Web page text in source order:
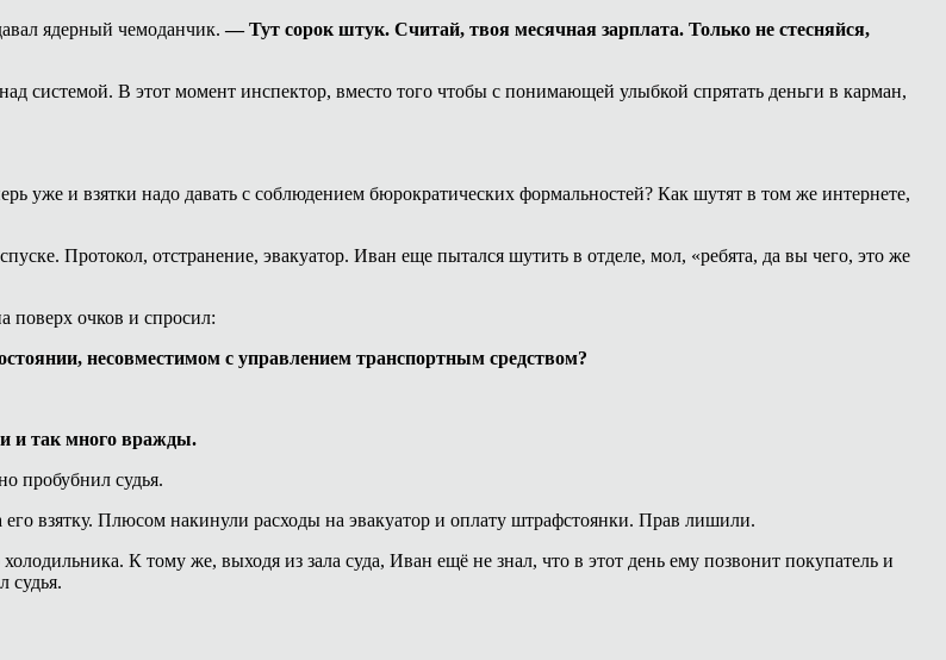
ядерный чемоданчик.— Тут сорок штук. Считай, твоя месячная зарплата. Только не стесняйся,
системой. В этот момент инспектор, вместо того чтобы с понимающей улыбкой спрятать деньги в карман,
уже и взятки надо давать с соблюдением бюрократических формальностей? Как шутят в том же интернете,
Протокол, отстранение, эвакуатор. Иван еще пытался шутить в отделе, мол, «ребята, да вы чего, это же
поверх очков и спросил:
несовместимом с управлением транспортным средством?
и так много вражды.
пробубнил судья.
взятку. Плюсом накинули расходы на эвакуатор и оплату штрафстоянки. Прав лишили.
К тому же, выходя из зала суда, Иван ещё не знал, что в этот день ему позвонит покупатель и
судья.